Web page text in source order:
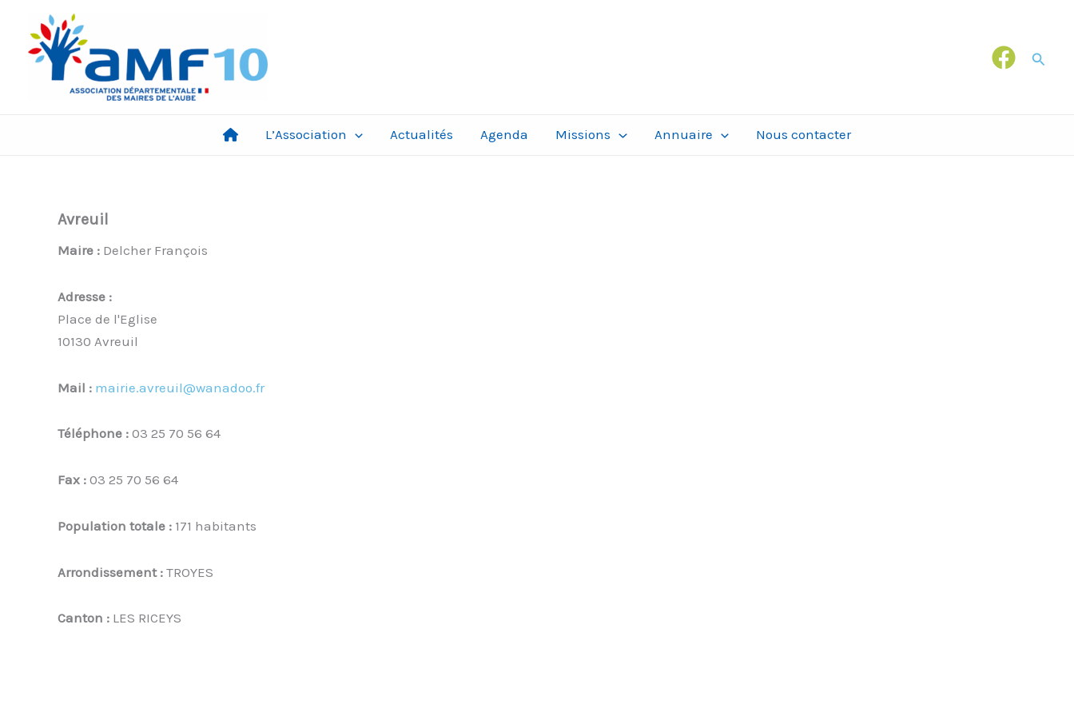
contenu
L’Association Actualités Agenda Missions Annuaire Nous contacter
Avreuil
Maire : Delcher François
Adresse :
Place de l'Eglise
10130 Avreuil
Mail : mairie.avreuil@wanadoo.fr
Téléphone : 03 25 70 56 64
Fax : 03 25 70 56 64
Population totale : 171 habitants
Arrondissement : TROYES
Canton : LES RICEYS